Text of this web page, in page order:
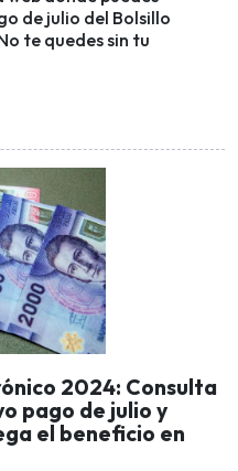
de julio del Bolsillo
te quedes sin tu
2024: Consulta
pago de julio y
el beneficio en